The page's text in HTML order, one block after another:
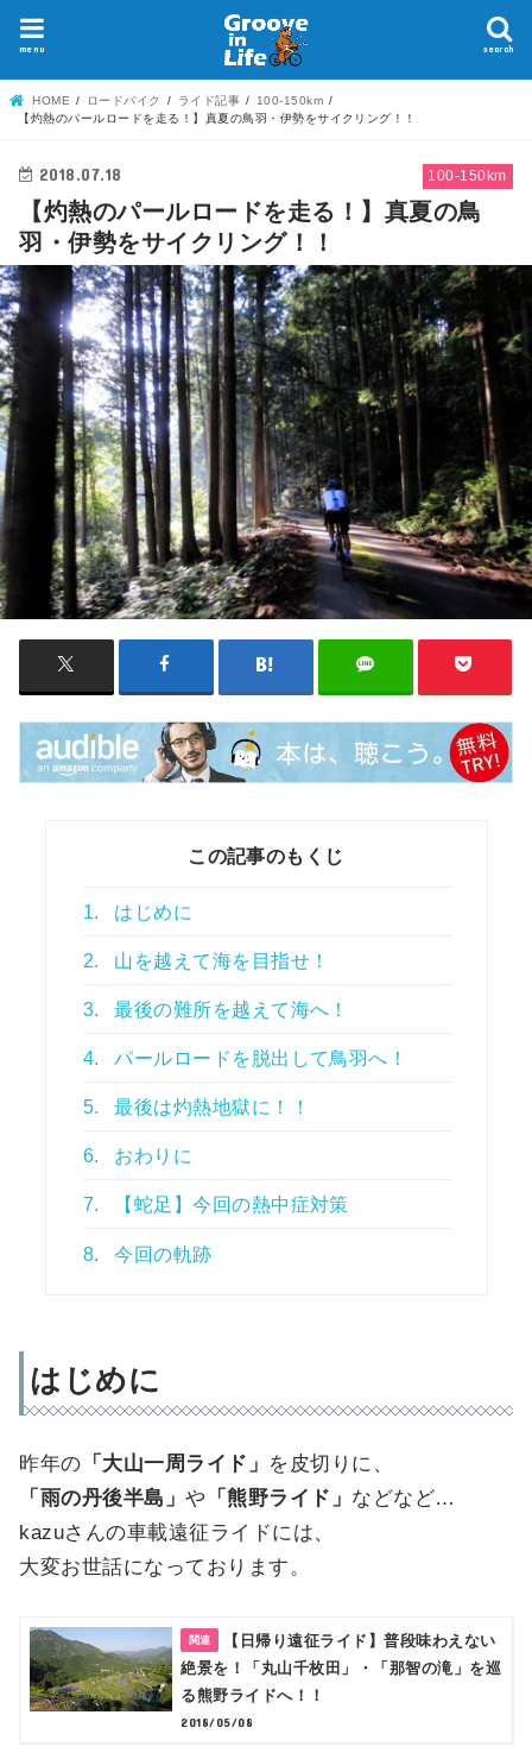
search
menu
HOME ロードバイク ライド記事
100-150km
【灼熱のパールロードを走る！】真夏の鳥羽・伊勢をサイクリング！！
100-150km
2018.07.18
【灼熱のパールロードを走る！】真夏の鳥
羽・伊勢をサイクリング！！
この記事のもくじ
1. はじめに
2. 山を越えて海を目指せ！
3. 最後の難所を越えて海へ！
4. パールロードを脱出して鳥羽へ！
5. 最後は灼熱地獄に！！
6. おわりに
7. 【蛇足】今回の熱中症対策
8. 今回の軌跡
はじめに
昨年の 「大山一周ライド」 を皮切りに、
「雨の丹後半島」や 「熊野ライド」 などなど…
kazuさんの車載遠征ライドには、
大変お世話になっております。
【日帰り遠征ライド】普段味わえない
絶景を！「丸山千枚田」・「那智の滝」を巡
る熊野ライドへ！！
2018/05/08